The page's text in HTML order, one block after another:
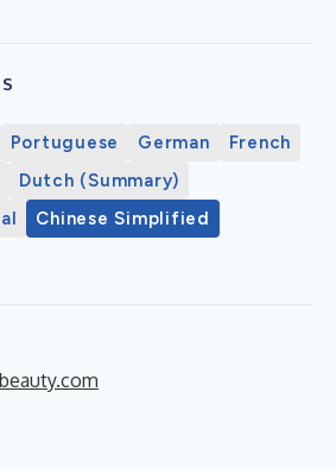
Portuguese German
French
Dutch (Summary)
Chinese Simplified